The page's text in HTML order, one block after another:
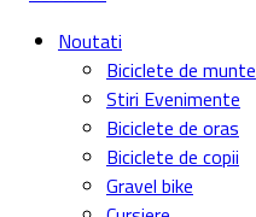
Noutati
Biciclete de munte
Stiri Evenimente
Biciclete de oras
Biciclete de copii
Gravel bike